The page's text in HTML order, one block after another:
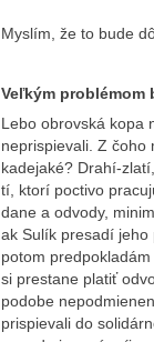
Myslím, že to bude
Veľkým
Lebo obrovská kopa
neprispievali. Z čoho
kadejaké? Drahí-
tí, ktorí poctivo
dane a odvody,
ak Sulík presadí jeho
potom
si prestane platiť
podobe
prispievali do